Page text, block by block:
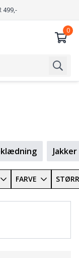
499,-
Jakker
FARVE